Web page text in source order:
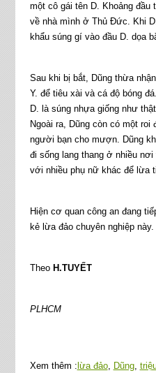
một cô gái tên D. Khoảng đầu
về nhà mình ở Thủ Đức. Khi
khẩu súng gí vào đầu D. dọa
Sau khi bị bắt, Dũng thừa
Y. để tiêu xài và cá độ bóng
D. là súng nhựa giống như
Ngoài ra, Dũng còn có một
người bạn cho mượn. Dũng
đi sống lang thang ở nhiều
với nhiều phụ nữ khác để lừa
Hiện cơ quan công an đang
kẻ lừa đảo chuyên nghiệp này.
Theo H.TUYẾT
PLHCM
Xem thêm : lừa đảo, Dũng,